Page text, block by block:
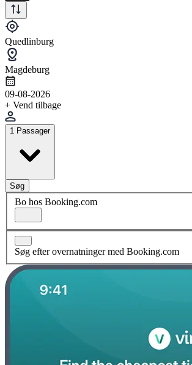
Quedlinburg
Magdeburg
09-08-2026
+ Vend tilbage
1 Passager
Søg
Bo hos Booking.com
Søg efter overnatninger med Booking.com